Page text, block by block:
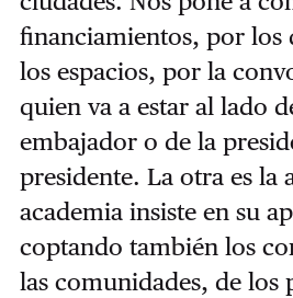
financiamientos, por los
los espacios, por la
quien va a estar al lado
embajador o de la
presidente. La otra es la
academia insiste en su
coptando también los
las comunidades, de los